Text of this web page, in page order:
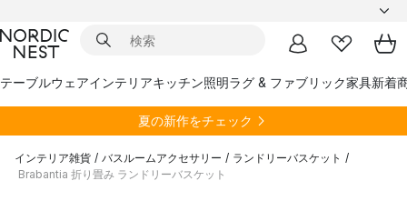
テーブルウェアインテリアキッチン照明ラグ & ファブリック家具新着
夏の新作をチェック
インテリア雑貨 / バスルームアクセサリー / ランドリーバスケット /
Brabantia 折り畳み ランドリーバスケット